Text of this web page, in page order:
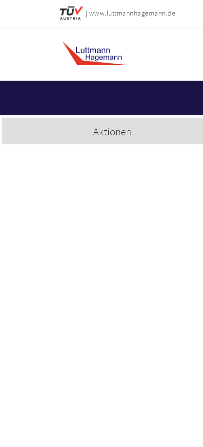
| www.luttmannhagemann.de
Aktionen